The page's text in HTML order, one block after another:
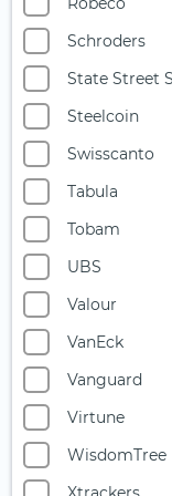
Ölaktien
Private Equity
Reise &
Seltene Erden
Silberminen
Smart City (1)
Solarenergie
Starke Marken
Uran
Schroders
State Street
Steelcoin
Swisscanto
Tabula
Tobam
UBS
Valour
VanEck
Vanguard
Virtune
WisdomTree